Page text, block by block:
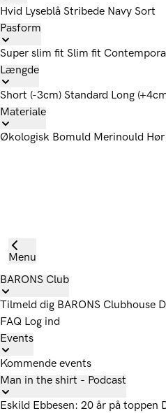
Hvid Lyseblå Stribede Navy Sort
Pasform
Super slim fit Slim fit
Længde
Short (-3cm) Standard Long
Materiale
Økologisk Bomuld Merinould Hør
Menu
BARONS Club
Tilmeld dig BARONS Clubhouse
FAQ Log ind
Events
Kommende events
Man in the shirt - Podcast
Eskild Ebbesen: 20 år på toppen